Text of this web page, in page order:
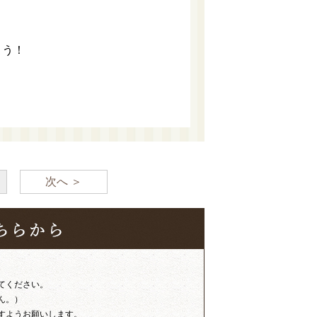
！
次へ ＞
ださい。
）
うお願いします。